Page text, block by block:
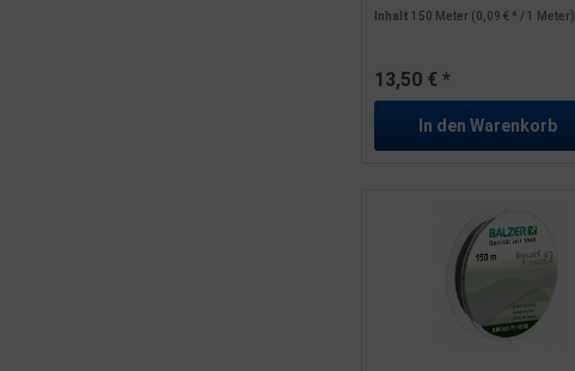
Inhalt150 Meter (0,09 € * / 1 Meter)
13,50 € *
In den Warenkorb